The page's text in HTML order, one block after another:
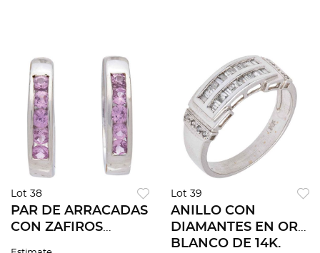
Lot 38
PAR DE ARRACADAS
CON ZAFIROS
Lot 39
ANILLO CON
DIAMANTES EN ORO
BLANCO DE 14K.